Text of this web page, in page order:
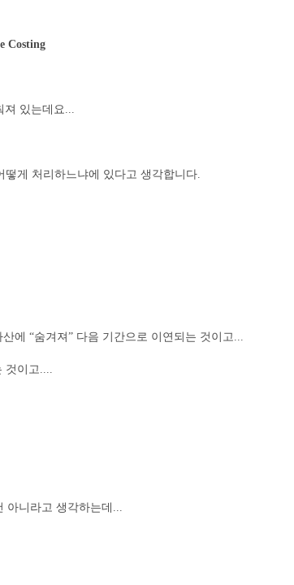
Costing
져 있는데요...
떻게 처리하느냐에 있다고 생각합니다.
에 “숨겨져” 다음 기간으로 이연되는 것이고...
것이고....
아니라고 생각하는데...